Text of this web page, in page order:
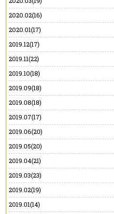
2020.02(16)
2020.01(17)
2019.12(17)
2019.11(22)
2019.10(18)
2019.09(18)
2019.08(18)
2019.07(17)
2019.06(20)
2019.05(20)
2019.04(21)
2019.03(23)
2019.02(19)
2019.01(14)